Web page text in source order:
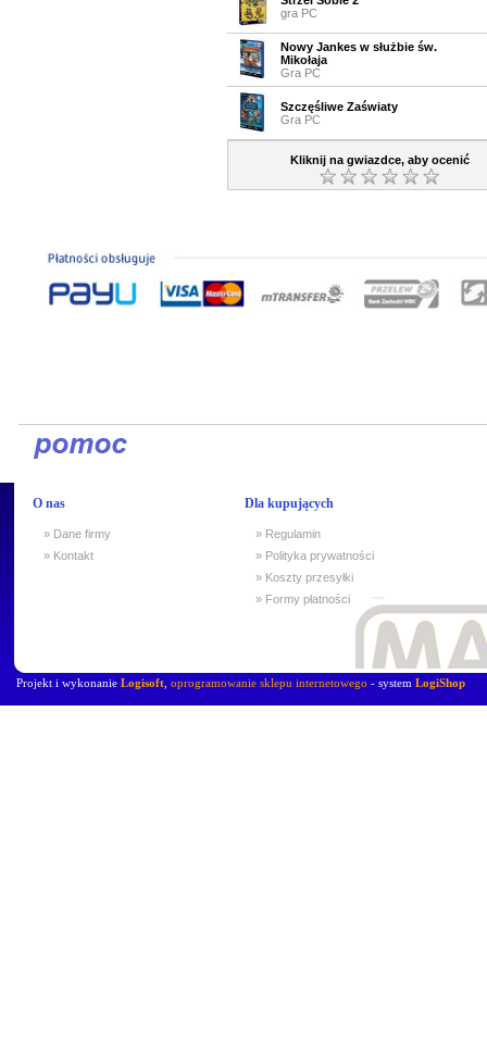
gra PC
Nowy Jankes w służbie św.
Mikołaja
Gra PC
Szczęśliwe Zaświaty
Gra PC
Kliknij na gwiazdce, aby ocenić
O nas
» Dane firmy
» Kontakt
Dla kupujących
» Regulamin
» Polityka prywatności
» Koszty przesyłki
» Formy płatności
Projekt i wykonanie Logisoft oprogramowanie sklepu internetowego - system LogiShop